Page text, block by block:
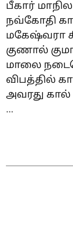
பீகார்
நவ்கோதி
மகேஷ்வரா
குணால்
மாலை
விபத்தில்
அவரது கால்
...